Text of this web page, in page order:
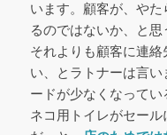
います。顧客が、や
るのではないか、と思
それよりも顧客に連
い、とラトナーは言
ードが少なくなって
ネコ用トイレがセー